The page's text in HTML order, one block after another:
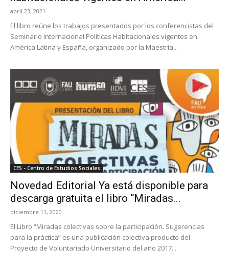
abril 23, 2021
El libro reúne los trabajos presentados por los conferencistas del
Seminario Internacional Políticas Habitacionales vigentes en
América Latina y España, organizado por la Maestría...
CES - Centro de Estudios Sociales
Novedad Editorial Ya está disponible para
descarga gratuita el libro “Miradas...
diciembre 11, 2020
El Libro “Miradas colectivas sobre la participación. Sugerencias
para la práctica” es una publicación colectiva producto del
Proyecto de Voluntariado Universitario del año 2017...